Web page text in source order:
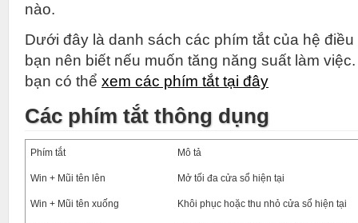
nào.
Dưới đây là danh sách các phím tắt của hệ
bạn nên biết nếu muốn tăng năng suất làm
bạn có thể xem các phím tắt tại đây
Các phím tắt thông dụng
Phím tắt Mô tả
Win + Mũi tên lên Mở tối đa cửa sổ hiện tại
Win + Mũi tên xuống Khôi phục hoặc thu nhỏ cửa sổ hiện tại